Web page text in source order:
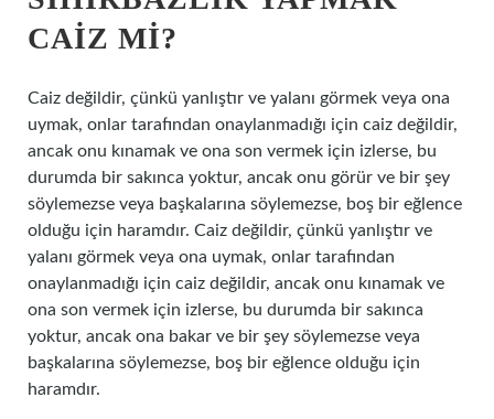
CAIZ MI?
Caiz değildir, çünkü yanlıştır ve yalanı görmek veya ona
uymak, onlar tarafından onaylanmadığı için caiz değildir,
ancak onu kınamak ve ona son vermek için izlerse, bu
durumda bir sakınca yoktur, ancak onu görür ve bir şey
söylemezse veya başkalarına söylemezse, boş bir eğlence
olduğu için haramdır. Caiz değildir, çünkü yanlıştır ve
yalanı görmek veya ona uymak, onlar tarafından
onaylanmadığı için caiz değildir, ancak onu kınamak ve
ona son vermek için izlerse, bu durumda bir sakınca
yoktur, ancak ona bakar ve bir şey söylemezse veya
başkalarına söylemezse, boş bir eğlence olduğu için
haramdır.